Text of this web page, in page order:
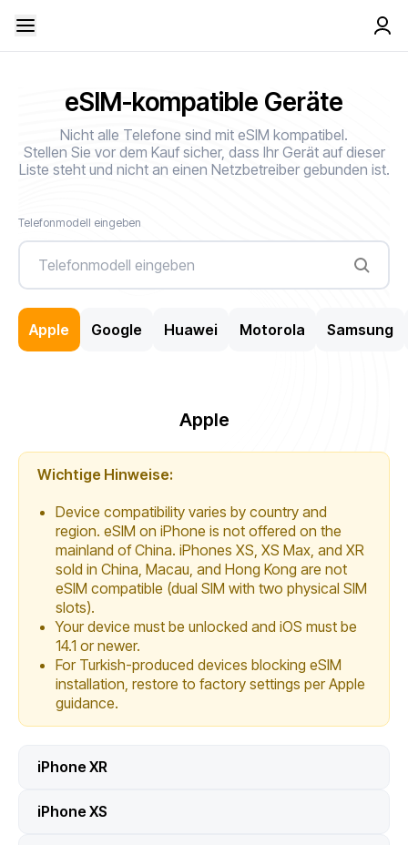
eSIM-kompatible Geräte
Nicht alle Telefone sind mit eSIM kompatibel.
Stellen Sie vor dem Kauf sicher, dass Ihr Gerät auf dieser
Liste steht und nicht an einen Netzbetreiber gebunden ist.
Telefonmodell eingeben
Apple Google Huawei Motorola Samsung
Apple
Wichtige Hinweise:
Device compatibility varies by country and
region. eSIM on iPhone is not offered on the
mainland of China. iPhones XS, XS Max, and XR
sold in China, Macau, and Hong Kong are not
eSIM compatible (dual SIM with two physical SIM
slots).
Your device must be unlocked and iOS must be
14.1 or newer.
For Turkish-produced devices blocking eSIM
installation, restore to factory settings per Apple
guidance.
iPhone XR
iPhone XS